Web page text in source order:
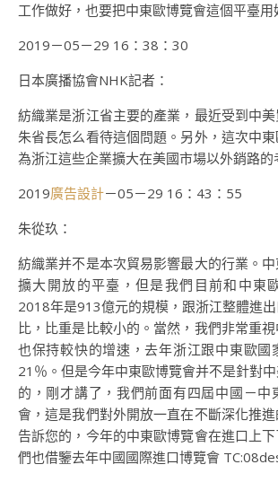
工作做好，也要把中東歐博覽會這個平臺用
2019－05－29 16：38：30
日本廣播協會NHK記者：
紡織業是浙江省主要的產業，最近受到中
朱省長怎么看待這個問題。另外，這次中
為浙江這些企業擴大在美國市場以外銷路的
2019廣告設計－05－29 16：43：55
朱從玖：
紡織業并不是本次貿易影響最大的行業。
擴大開放的平臺，但是我們目前和中東
2018年是913億元的規模，跟浙江整體進
比，比重是比較小的。當然，我們非常重
也保持較快的增速，去年浙江跟中東歐國
21％。但是今年中東歐博覽會并不是針對
的，剛才講了，我們前面有四屆中國－中
會，這是我們對外開放一直在不斷深化推
告訴您的，今年的中東歐博覽會在進口上
們也借鑒去年中國國際進口博覽會